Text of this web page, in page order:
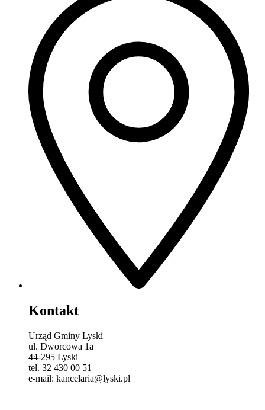
Kontakt
Urząd Gminy Lyski
ul. Dworcowa 1a
44-295 Lyski
tel. 32 430 00 51
e-mail: kancelaria@lyski.pl